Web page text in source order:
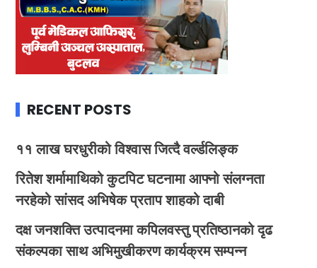
RECENT POSTS
११ लाख घरधुरीको विश्वास जित्दै वर्ल्डलिङ्क
रितेश शर्मामाथिको कुटपिट घटनामा आफ्नो संलग्नता
नरहेको सांसद अभिषेक प्रताप शाहको दाबी
दक्ष जनशक्ति उत्पादनमा कपिलवस्तु प्रतिष्ठानको दृढ
संकल्पका साथ अभिमुखीकरण कार्यक्रम सम्पन्न